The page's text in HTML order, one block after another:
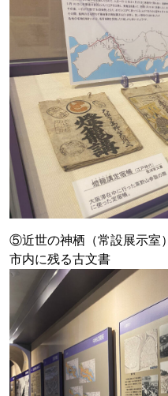
⑤近世の神栖（常設展示室）
市内に残る古文書